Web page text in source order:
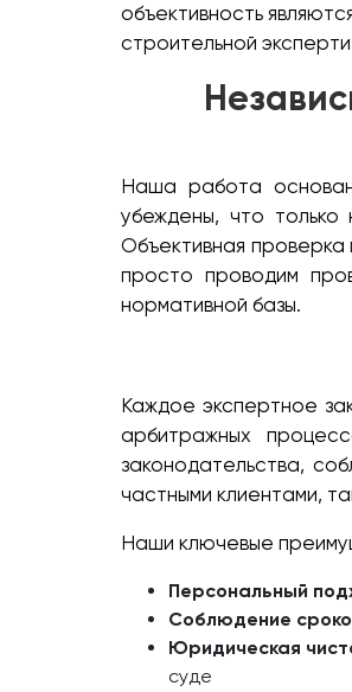
объективность
строительной
Наша работа
убеждены, что только
Объективная
просто проводим
нормативной базы.
Каждое экспертное
арбитражных
законодательства,
частными клиентами,
Наши ключевые
Персональный
Соблюдение
Юридическая
суде